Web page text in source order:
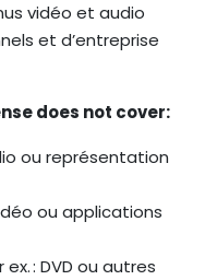
vidéo et audio
et d’entreprise
does not cover:
ou représentation
ou applications
: DVD ou autres